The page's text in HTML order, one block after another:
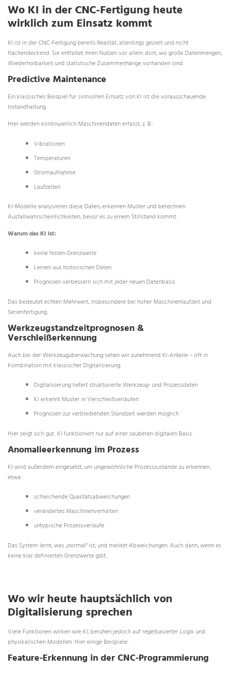
Wo KI in der CNC-Fertigung heute
wirklich zum Einsatz kommt
KI ist in der CNC-Fertigung bereits Realität, allerdings gezielt und nicht
flächendeckend. Sie entfaltet ihren Nutzen vor allem dort, wo große Datenmengen,
Wiederholbarkeit und statistische Zusammenhänge vorhanden sind.
Predictive Maintenance
Ein klassisches Beispiel für sinnvollen Einsatz von KI ist die vorausschauende
Instandhaltung.
Hier werden kontinuierlich Maschinendaten erfasst, z. B.:
Vibrationen
Temperaturen
Stromaufnahme
Laufzeiten
KI-Modelle analysieren diese Daten, erkennen Muster und berechnen
Ausfallwahrscheinlichkeiten, bevor es zu einem Stillstand kommt.
Warum das KI ist:
keine festen Grenzwerte
Lernen aus historischen Daten
Prognosen verbessern sich mit jeder neuen Datenbasis
Das bedeutet echten Mehrwert, insbesondere bei hoher Maschinenlaufzeit und
Serienfertigung.
Werkzeugstandzeitprognosen &
Verschleißerkennung
Auch bei der Werkzeugüberwachung sehen wir zunehmend KI-Anteile – oft in
Kombination mit klassischer Digitalisierung.
Digitalisierung liefert strukturierte Werkzeug- und Prozessdaten
KI erkennt Muster in Verschleißverläufen
Prognosen zur verbleibenden Standzeit werden möglich
Hier zeigt sich gut: KI funktioniert nur auf einer sauberen digitalen Basis.
Anomalieerkennung im Prozess
KI wird außerdem eingesetzt, um ungewöhnliche Prozesszustände zu erkennen,
etwa:
schleichende Qualitätsabweichungen
verändertes Maschinenverhalten
untypische Prozessverläufe
Das System lernt, was „normal“ ist, und meldet Abweichungen. Auch dann, wenn es
keine klar definierten Grenzwerte gibt.
Wo wir heute hauptsächlich von
Digitalisierung sprechen
Viele Funktionen wirken wie KI, beruhen jedoch auf regelbasierter Logik und
physikalischen Modellen. Hier einige Beispiele:
Feature-Erkennung in der CNC-Programmierung